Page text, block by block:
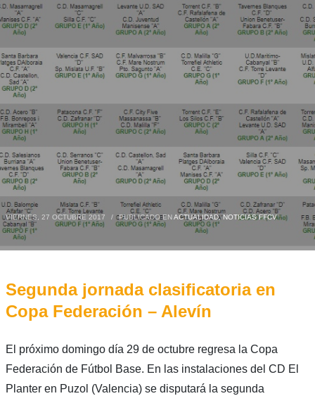
VIERNES, 27 OCTUBRE 2017 / PUBLICADO ENACTUALIDAD,NOTICIAS FFCV
Segunda jornada clasificatoria en
Copa Federación – Alevín
El próximo domingo día 29 de octubre regresa la Copa
Federación de Fútbol Base. En las instalaciones del CD El
Planter en Puzol (Valencia) se disputará la segunda